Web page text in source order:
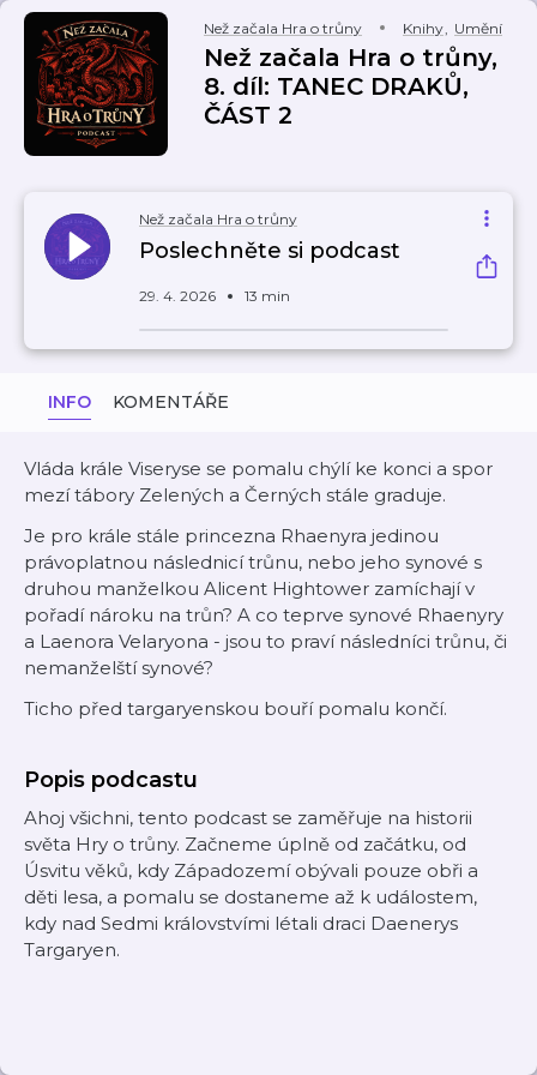
Než začala Hra o trůny Knihy, Umění
Než začala Hra o trůny,
8. díl: TANEC DRAKŮ,
ČÁST 2
Než začala Hra o trůny
Poslechněte si podcast
29. 4. 2026 13 min
INFO KOMENTÁŘE
Vláda krále Viseryse se pomalu chýlí ke konci a spor
mezí tábory Zelených a Černých stále graduje.
Je pro krále stále princezna Rhaenyra jedinou
právoplatnou následnicí trůnu, nebo jeho synové s
druhou manželkou Alicent Hightower zamíchají v
pořadí nároku na trůn? A co teprve synové Rhaenyry
a Laenora Velaryona - jsou to praví následníci trůnu, či
nemanželští synové?
Ticho před targaryenskou bouří pomalu končí.
Popis podcastu
Ahoj všichni, tento podcast se zaměřuje na historii
světa Hry o trůny. Začneme úplně od začátku, od
Úsvitu věků, kdy Západozemí obývali pouze obři a
děti lesa, a pomalu se dostaneme až k událostem,
kdy nad Sedmi královstvími létali draci Daenerys
Targaryen.